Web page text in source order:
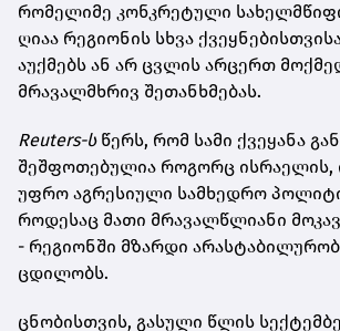
რომელიმე კონკრეტული
ღიაა რეგიონის სხვა
აუქმებს ან არ ცვლის არცერთ
მრავალმხრივ შეთანხმებას.
Reuters-სწერს, რომ სამი ქვეყანა
შეშფოთებულია როგორც ისრაელის,
უფრო აგრესიული სამხედრო
როდესაც მათი მრავალწლიანი
- რეგიონში მზარდი
ცდილობს.
ცნობისთვის, გასული წლის